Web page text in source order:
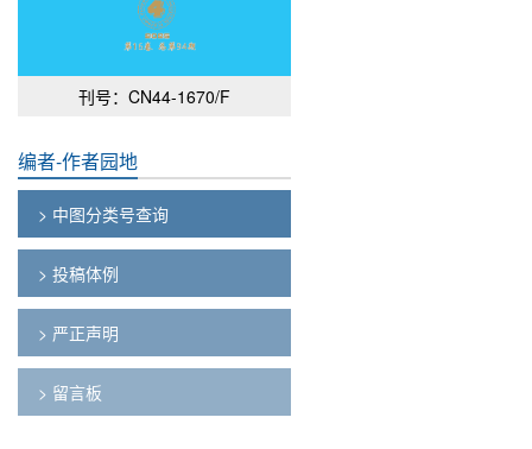
刊号：CN44-1670/F
编者-作者园地
> 中图分类号查询
> 投稿体例
> 严正声明
> 留言板